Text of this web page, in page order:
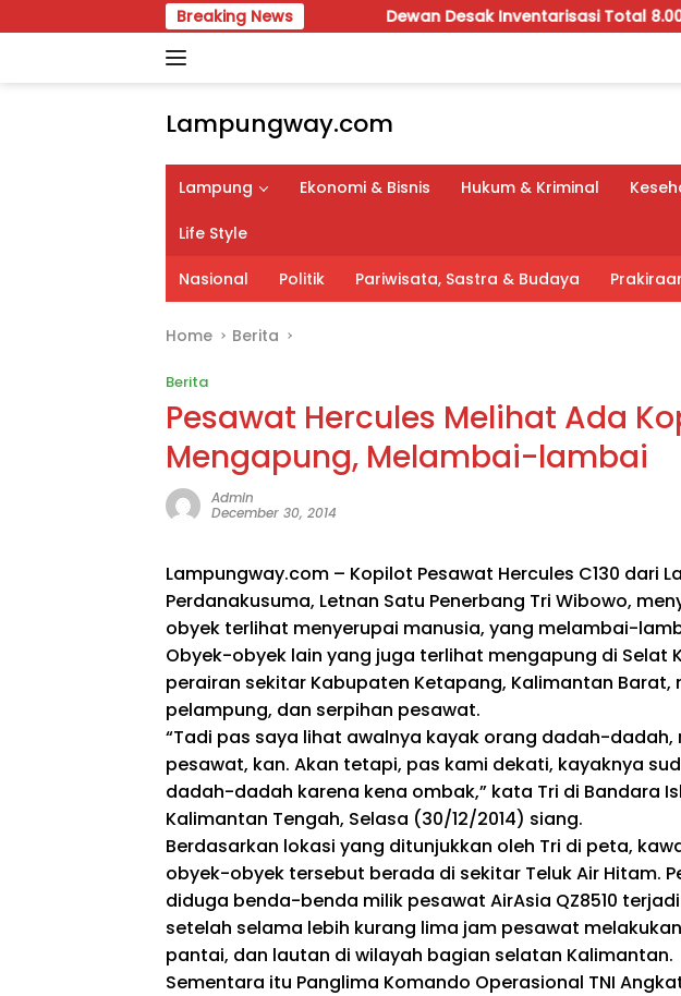
to
Breaking NewsDewan Desak Inventarisasi Total 8.000 Aset
Lampungway.com
Berita
Daerah
Lampung
Terpercaya
dan
Terupdate
Lampung Ekonomi & Bisnis Hukum & Kriminal
Life Style
Nasional Politik Pariwisata, Sastra & Budaya
Home Berita
Berita
Pesawat Hercules Melihat Ada
Mengapung, Melambai-lambai
Admin
December 30, 2014
Lampungway.com – Kopilot Pesawat Hercules C130 dari
Perdanakusuma, Letnan Satu Penerbang Tri Wibowo,
obyek terlihat menyerupai manusia, yang melambai-
Obyek-obyek lain yang juga terlihat mengapung di Selat
perairan sekitar Kabupaten Ketapang, Kalimantan Barat,
pelampung, dan serpihan pesawat.
“Tadi pas saya lihat awalnya kayak orang dadah-dadah,
pesawat, kan. Akan tetapi, pas kami dekati, kayaknya
dadah-dadah karena kena ombak,” kata Tri di Bandara
Kalimantan Tengah, Selasa (30/12/2014) siang.
Berdasarkan lokasi yang ditunjukkan oleh Tri di peta,
obyek-obyek tersebut berada di sekitar Teluk Air Hitam.
diduga benda-benda milik pesawat AirAsia QZ8510 terjadi
setelah selama lebih kurang lima jam pesawat
pantai, dan lautan di wilayah bagian selatan Kalimantan.
Sementara itu Panglima Komando Operasional TNI